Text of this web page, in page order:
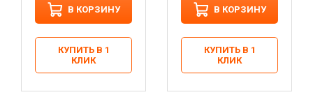
В КОРЗИНУ
КУПИТЬ В 1
КЛИК
В КОРЗИНУ
КУПИТЬ В 1
КЛИК